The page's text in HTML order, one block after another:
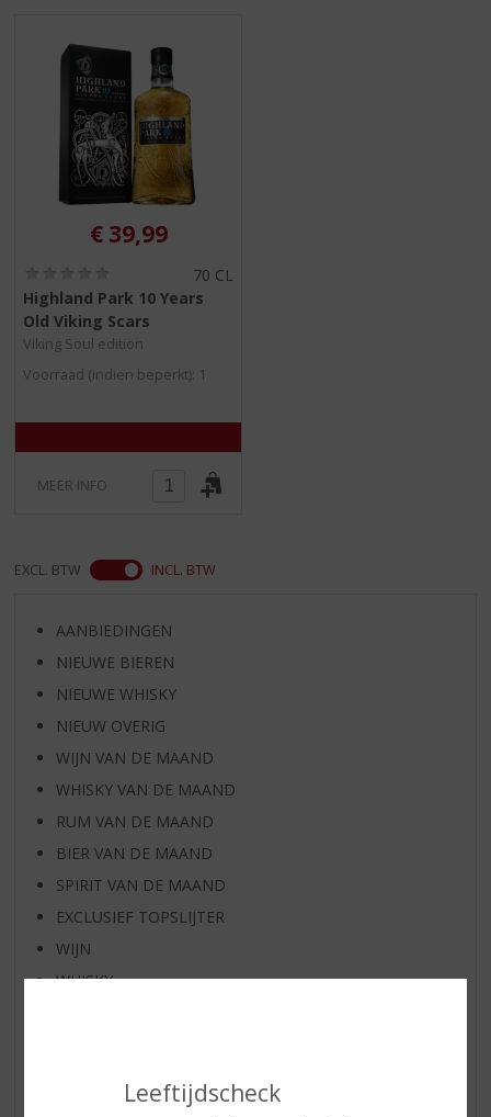
n
a
v
g
t
Leeftijdscheck
€ 39,99
,
0
/
)
70 CL
Highland Park 10 Years
Old Viking Scars
Viking Soul edition
Voorraad (indien beperkt): 1
MEER INFO
EXCL. BTW INCL. BTW
AANBIEDINGEN
NIEUWE BIEREN
NIEUWE WHISKY
NIEUW OVERIG
WIJN VAN DE MAAND
WHISKY VAN DE MAAND
RUM VAN DE MAAND
BIER VAN DE MAAND
SPIRIT VAN DE MAAND
EXCLUSIEF TOPSLIJTER
WIJN
WHISKY